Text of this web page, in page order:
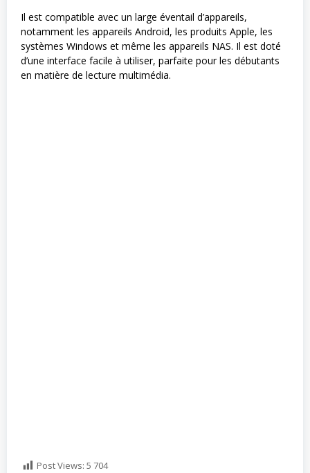
Il est compatible avec un large éventail d’appareils,
notamment les appareils Android, les produits Apple, les
systèmes Windows et même les appareils NAS. Il est doté
d’une interface facile à utiliser, parfaite pour les débutants
en matière de lecture multimédia.
Post Views: 5 704